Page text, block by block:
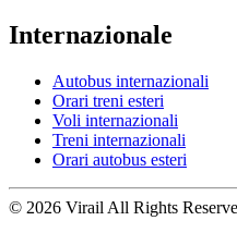
Internazionale
Autobus internazionali
Orari treni esteri
Voli internazionali
Treni internazionali
Orari autobus esteri
© 2026 Virail All Rights